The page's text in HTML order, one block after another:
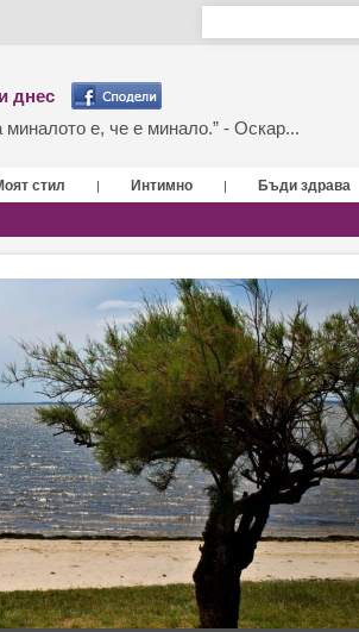
днес
миналото е, че е минало.” - Оскар...
стил | Интимно | Бъди здрава